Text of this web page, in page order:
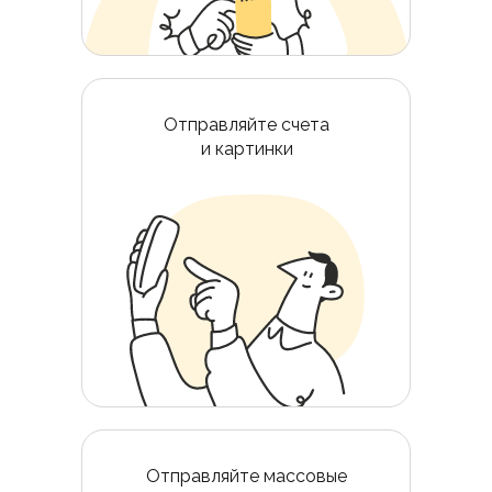
Отправляйте счета
и картинки
Отправляйте массовые